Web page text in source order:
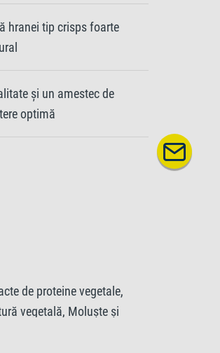
hranei tip crisps foarte
și un amestec de
optimă
de proteine vegetale,
vegetală, Moluşte şi